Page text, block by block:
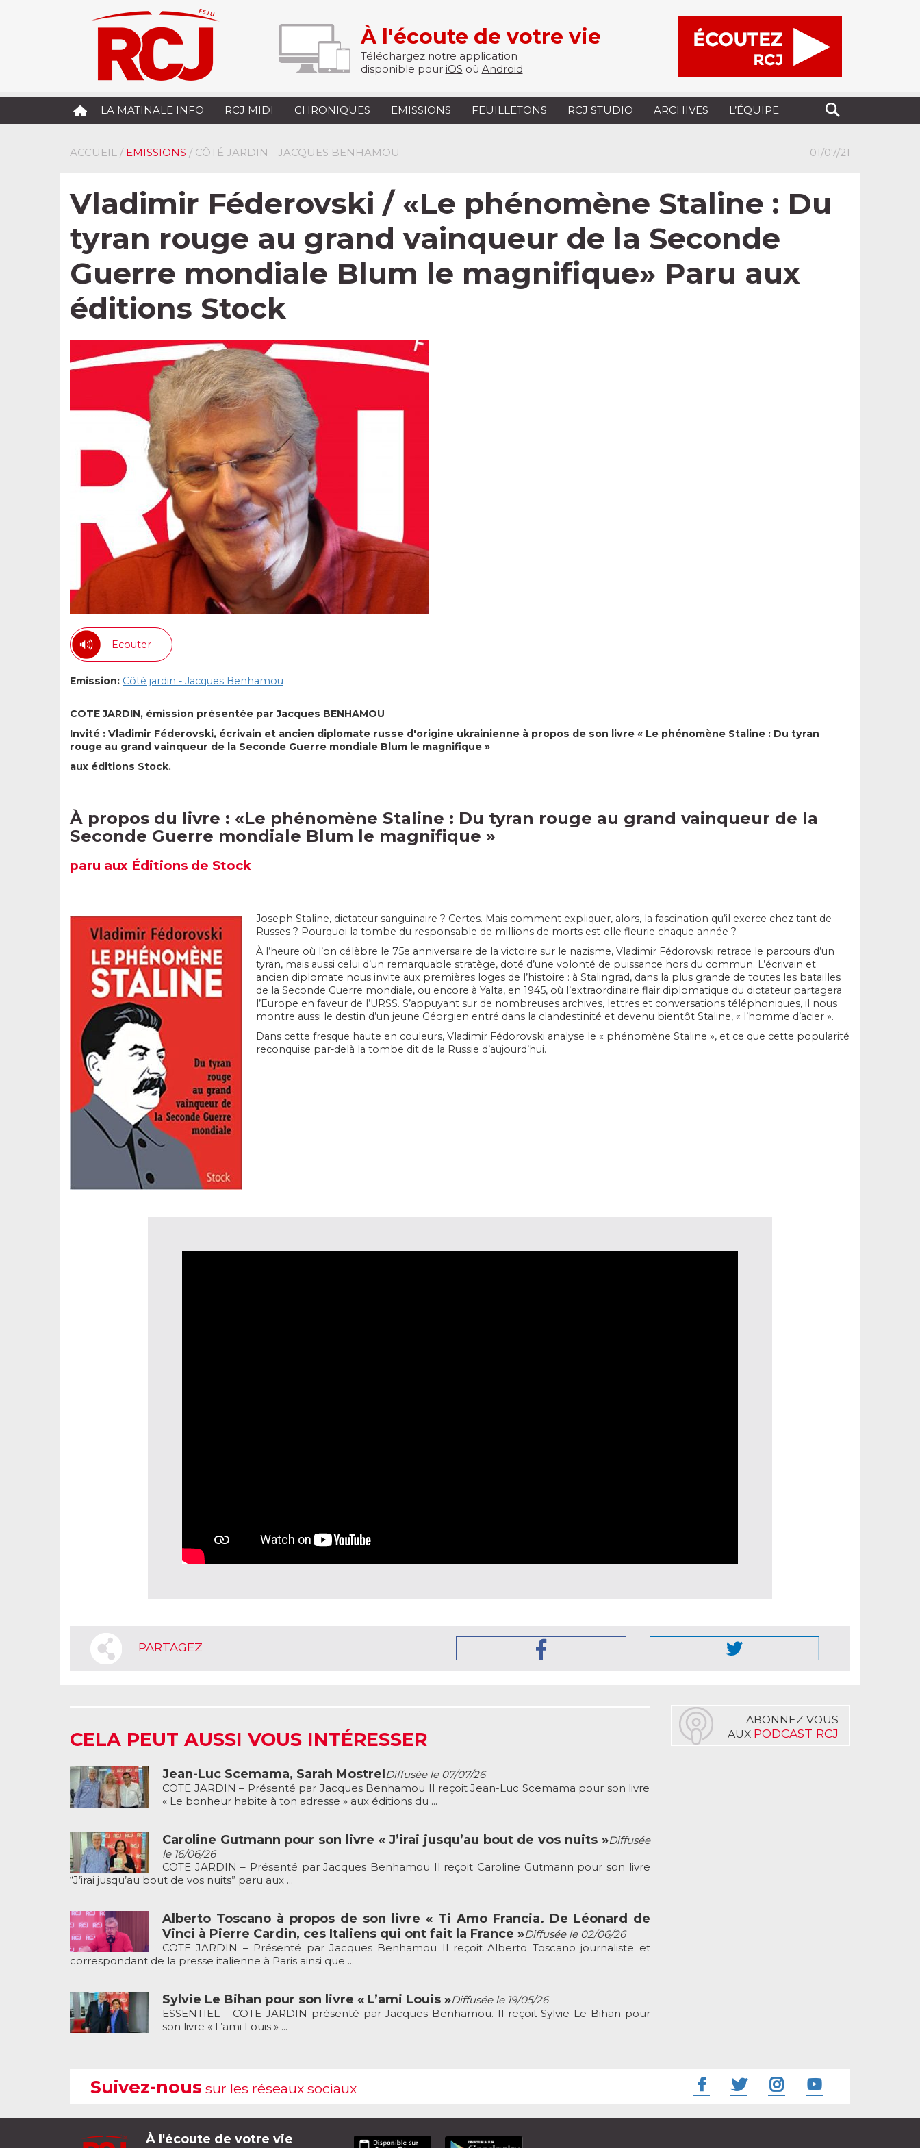
À l'écoute de votre vie
Téléchargez notre application
disponible pour iOS où Android
LA MATINALE INFO RCJ MIDI CHRONIQUES EMISSIONS FEUILLETONS RCJ STUDIO ARCHIVES L’ÉQUIPE
ACCUEIL / EMISSIONS / CÔTÉ JARDIN - JACQUES BENHAMOU 01/07/21
Vladimir Féderovski / «Le phénomène Staline : Du
tyran rouge au grand vainqueur de la Seconde
Guerre mondiale Blum le magnifique» Paru aux
éditions Stock
Ecouter
Emission: Côté jardin - Jacques Benhamou
COTE JARDIN, émission présentée par Jacques BENHAMOU
Invité : Vladimir Féderovski, écrivain et ancien diplomate russe d'origine ukrainienne à propos de son livre « Le phénomène Staline : Du tyran
rouge au grand vainqueur de la Seconde Guerre mondiale Blum le magnifique »
aux éditions Stock.
À propos du livre : «Le phénomène Staline : Du tyran rouge au grand vainqueur de la
Seconde Guerre mondiale Blum le magnifique »
paru aux Éditions de Stock
Joseph Staline, dictateur sanguinaire ? Certes. Mais comment expliquer, alors, la fascination qu’il exerce chez tant de
Russes ? Pourquoi la tombe du responsable de millions de morts est-elle fleurie chaque année ?
À l’heure où l’on célèbre le 75e anniversaire de la victoire sur le nazisme, Vladimir Fédorovski retrace le parcours d’un
tyran, mais aussi celui d’un remarquable stratège, doté d’une volonté de puissance hors du commun. L’écrivain et
ancien diplomate nous invite aux premières loges de l’histoire : à Stalingrad, dans la plus grande de toutes les batailles
de la Seconde Guerre mondiale, ou encore à Yalta, en 1945, où l’extraordinaire flair diplomatique du dictateur partagera
l’Europe en faveur de l’URSS. S’appuyant sur de nombreuses archives, lettres et conversations téléphoniques, il nous
montre aussi le destin d’un jeune Géorgien entré dans la clandestinité et devenu bientôt Staline, « l’homme d’acier ».
Dans cette fresque haute en couleurs, Vladimir Fédorovski analyse le « phénomène Staline », et ce que cette popularité
reconquise par-delà la tombe dit de la Russie d’aujourd’hui.
PARTAGEZ
CELA PEUT AUSSI VOUS INTÉRESSER
Jean-Luc Scemama, Sarah Mostrel Diffusée le 07/07/26
COTE JARDIN – Présenté par Jacques Benhamou Il reçoit Jean-Luc Scemama pour son livre
« Le bonheur habite à ton adresse » aux éditions du ...
Caroline Gutmann pour son livre « J’irai jusqu’au bout de vos nuits »Diffusée
le 16/06/26
COTE JARDIN – Présenté par Jacques Benhamou Il reçoit Caroline Gutmann pour son livre
“J’irai jusqu’au bout de vos nuits” paru aux ...
Alberto Toscano à propos de son livre « Ti Amo Francia. De Léonard de
Vinci à Pierre Cardin, ces Italiens qui ont fait la France »Diffusée le 02/06/26
COTE JARDIN – Présenté par Jacques Benhamou Il reçoit Alberto Toscano journaliste et
correspondant de la presse italienne à Paris ainsi que ...
Sylvie Le Bihan pour son livre « L’ami Louis »Diffusée le 19/05/26
ESSENTIEL – COTE JARDIN présenté par Jacques Benhamou. Il reçoit Sylvie Le Bihan pour
son livre « L’ami Louis » ...
ABONNEZ VOUS
AUX PODCAST RCJ
Suivez-nous sur les réseaux sociaux
À l'écoute de votre vie